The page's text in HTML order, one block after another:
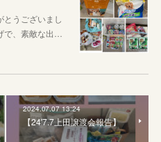
とうございまし
、素敵な出…
2024.07.07 13:24
【24'7.7上田譲渡会報告】